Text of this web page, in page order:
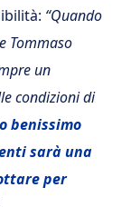
“Quando
Tommaso
un
condizioni di
benissimo
sarà una
per